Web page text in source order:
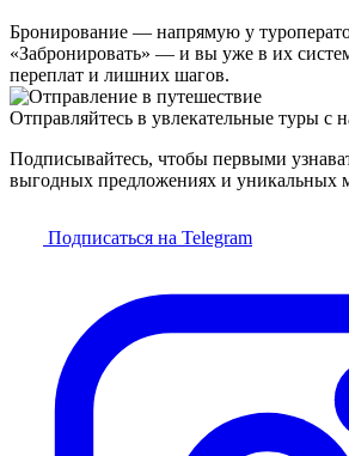
Бронирование — напрямую у
«Забронировать» — и вы уже в их
переплат и лишних шагов.
Отправляйтесь в увлекательные туры с
Подписывайтесь, чтобы первыми
выгодных предложениях и уникальных
Подписаться на Telegram